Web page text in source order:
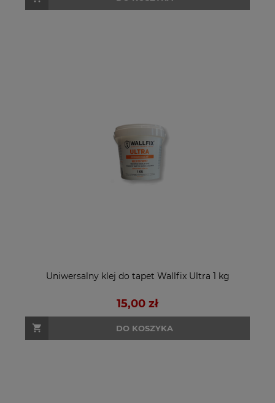
Uniwersalny klej do tapet Wallfix Ultra 1 kg
15,00 zł
DO KOSZYKA